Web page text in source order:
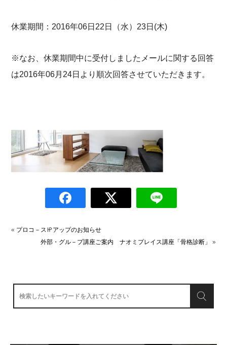
休業期間：2016年06日22日（水）23日(木)
※なお、休業期間中に受付しましたメールに関する回答
は2016年06月24日より順次回答させていただきます。
« プロコ－ス㏋アップのお知らせ
外部・グル－プ講座ご案内 ナオミプレイス講座「骨格診断」
»